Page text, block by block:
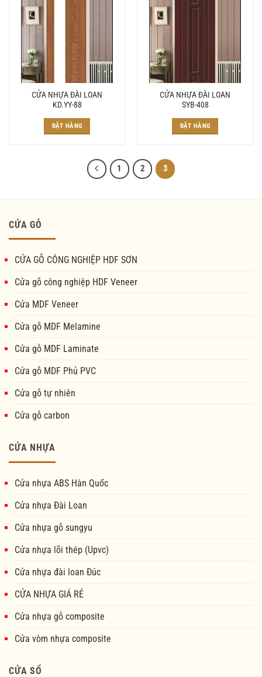
CỬA NHỰA ĐÀI LOAN
KD.YY-88
ĐẶT HÀNG
CỬA NHỰA ĐÀI LOAN
SYB-408
ĐẶT HÀNG
1 2 3
CỬA GỖ
CỬA GỖ CÔNG NGHIỆP HDF SƠN
Cửa gỗ công nghiệp HDF Veneer
Cửa MDF Veneer
Cửa gỗ MDF Melamine
Cửa gỗ MDF Laminate
Cửa gỗ MDF Phủ PVC
Cửa gỗ tự nhiên
Cửa gỗ carbon
CỬA NHỰA
Cửa nhựa ABS Hàn Quốc
Cửa nhựa Đài Loan
Cửa nhựa gỗ sungyu
Cửa nhựa lõi thép (Upvc)
Cửa nhựa đài loan Đúc
CỬA NHỰA GIÁ RẺ
Cửa nhựa gỗ composite
Cửa vòm nhựa composite
CỬA SỔ